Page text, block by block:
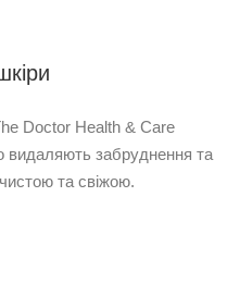
Doctor Health & Care
видаляють забруднення та
та свіжою.